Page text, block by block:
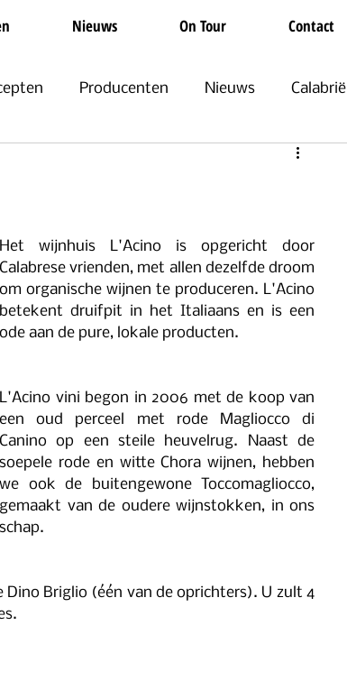
Nieuws On Tour Contact
Producenten Nieuws Calabrië
Koffie en Thee
Het wijnhuis L'Acino is opgericht door
Calabrese vrienden, met allen dezelfde droom
om organische wijnen te produceren. L'Acino
betekent druifpit in het Italiaans en is een
ode aan de pure, lokale producten.
L'Acino vini begon in 2006 met de koop van
een oud perceel met rode Magliocco di
Canino op een steile heuvelrug. Naast de
soepele rode en witte Chora wijnen, hebben
we ook de buitengewone Toccomagliocco,
gemaakt van de oudere wijnstokken, in ons
schap.
Briglio (één van de oprichters). U zult 4